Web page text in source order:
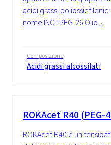
acidi grassi
nome INCI: PEG-26 Olio...
Composizione
Acidi grassi alcossilati
ROKAcet R40
ROKAcet R40 è un